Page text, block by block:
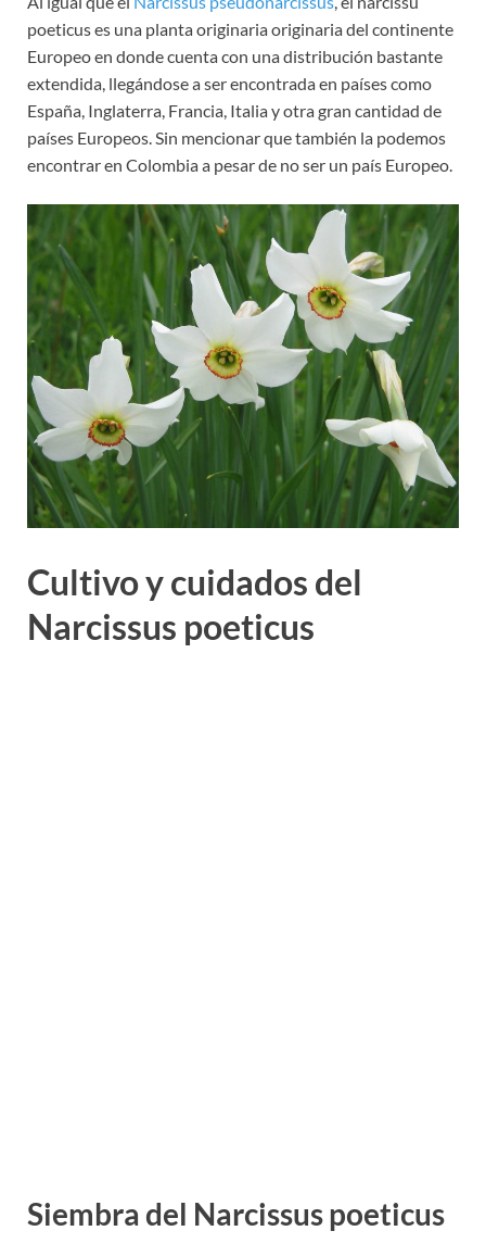
poeticus es una planta originaria originaria del continente
Europeo en donde cuenta con una distribución bastante
extendida, llegándose a ser encontrada en países como
España, Inglaterra, Francia, Italia y otra gran cantidad de
países Europeos. Sin mencionar que también la podemos
encontrar en Colombia a pesar de no ser un país Europeo.
Cultivo y cuidados del
Narcissus poeticus
Siembra del Narcissus poeticus